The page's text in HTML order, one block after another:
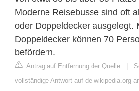
Moderne Reisebusse sind oft
oder Doppeldecker ausgelegt.
Doppeldecker können 70
befördern.
Antrag auf Entfernung der Quelle |
vollständige Antwort auf de.wikipedia.org